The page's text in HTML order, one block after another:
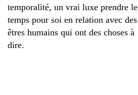
temporalité, un vrai luxe prendre le
temps pour soi en relation avec des
êtres humains qui ont des choses à
dire.